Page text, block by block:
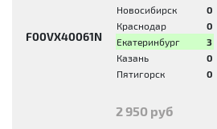
F00VX40061N
Новосибирск
0
Краснодар
0
Екатеринбург
3
Казань
0
Пятигорск
0
2 950 руб